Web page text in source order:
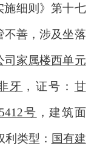
施细则》第十七
不善，涉及坐落
司家属楼西单元
牙 ，证号： 甘
号 ，建筑面
利类型： 国有建